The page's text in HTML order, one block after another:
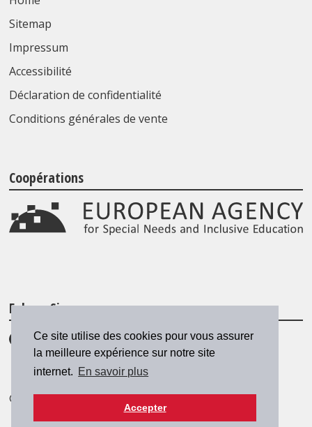
Ce site utilise des cookies pour vous assurer
la meilleure expérience sur notre site
internet. En savoir plus
Accepter
Sitemap
Impressum
Accessibilité
Déclaration de confidentialité
Conditions générales de vente
Coopérations
Folgen Sie uns
© 2026 SZH/CSPS|csps@csps.ch